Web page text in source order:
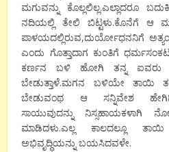
ಮಗುವನ್ನು ಕೊಲ್ಲಲಿಲ್ಲ.ಎಲ್ಲಾದರೂ
ನದಿಯಲ್ಲಿ ತೇಲಿ ಬಿಟ್ಟಳು.ಕೊನೆಗೆ ಆ
ಪಾಳಯದಲ್ಲಿರುವ,ದುರ್ಯೋಧನನಿಗೆ
ಎಂದು ಗೊತ್ತಾದಾಗ ಕುಂತಿಗೆ
ಕರ್ಣನ ಬಳಿ ಹೋಗಿ ತನ್ನ ಐವರು
ಬೇಡುತ್ತಾಳೆ.ಮಗನ ಬಳಿಯೇ ತಾಯಿ
ಬೇಡುವಂಥ ಆ ಸನ್ನಿವೇಶ
ಸಾಯುವುದನ್ನು ನಿಸ್ಸಹಾಯಕಳಾಗಿ
ಮಾಡಿದಳು.ಎಲ್ಲ ಕಾಲದಲ್ಲೂ
ಅಭಿವೃದ್ಧಿಯನ್ನು ಬಯಸಿದವಳೇ.